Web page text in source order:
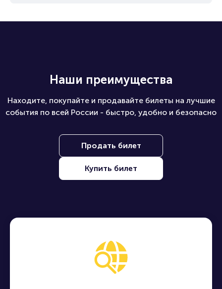
Наши преимущества
Находите, покупайте и продавайте билеты на лучшие
события по всей России - быстро, удобно и безопасно
Продать билет
Купить билет